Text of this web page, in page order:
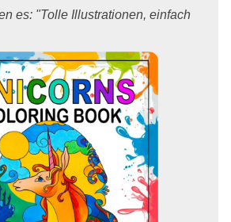
es: "Tolle Illustrationen, einfach